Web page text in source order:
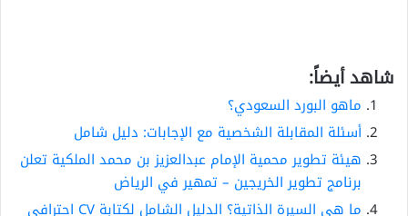
شاهد أيضاً:
ماهو البورد السعودي؟
أسئلة المقابلة الشخصية مع الإجابات: دليل شامل
هيئة تطوير محمية الإمام عبدالعزيز بن محمد الملكية تعلن
برنامج تطوير الخريجين – تمهير في الرياض
ما هي السيرة الذاتية؟ الدليل الشامل لكتابة CV احترافي